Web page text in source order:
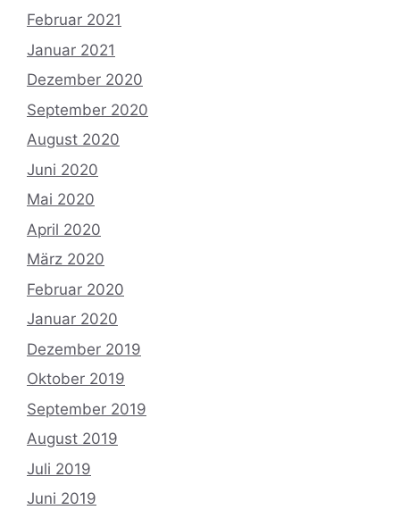
Februar 2021
Januar 2021
Dezember 2020
September 2020
August 2020
Juni 2020
Mai 2020
April 2020
März 2020
Februar 2020
Januar 2020
Dezember 2019
Oktober 2019
September 2019
August 2019
Juli 2019
Juni 2019